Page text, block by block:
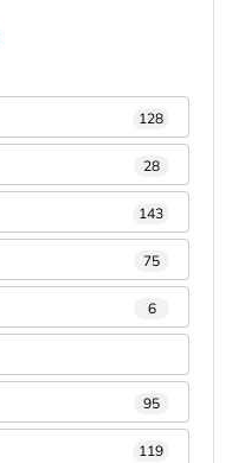
128
28
143
75
6
95
119